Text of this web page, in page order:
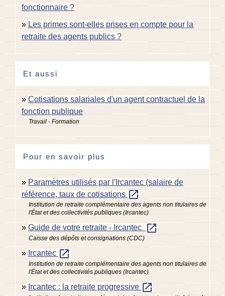
fonctionnaire ?
Les primes sont-elles prises en compte pour la
retraite des agents publics ?
Et aussi
Cotisations salariales d'un agent contractuel de la
fonction publique
Travail - Formation
Pour en savoir plus
Paramètres utilisés par l'Ircantec (salaire de
référence, taux de cotisations open_in_new
Institution de retraite complémentaire des agents non titulaires de
l'État et des collectivités publiques (Ircantec)
Guide de votre retraite - Ircantec open_in_new
Caisse des dépôts et consignations (CDC)
Ircantec open_in_new
Institution de retraite complémentaire des agents non titulaires de
l'État et des collectivités publiques (Ircantec)
Ircantec : la retraite progressive open_in_new